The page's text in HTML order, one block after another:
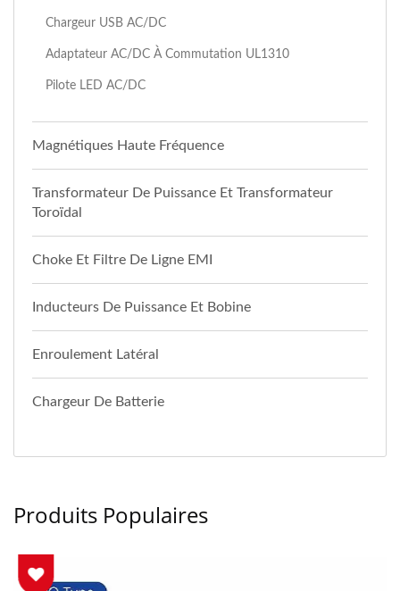
Chargeur USB AC/DC
Adaptateur AC/DC À Commutation UL1310
Pilote LED AC/DC
Magnétiques Haute Fréquence
Transformateur De Puissance Et Transformateur
Toroïdal
Choke Et Filtre De Ligne EMI
Inducteurs De Puissance Et Bobine
Enroulement Latéral
Chargeur De Batterie
Produits Populaires